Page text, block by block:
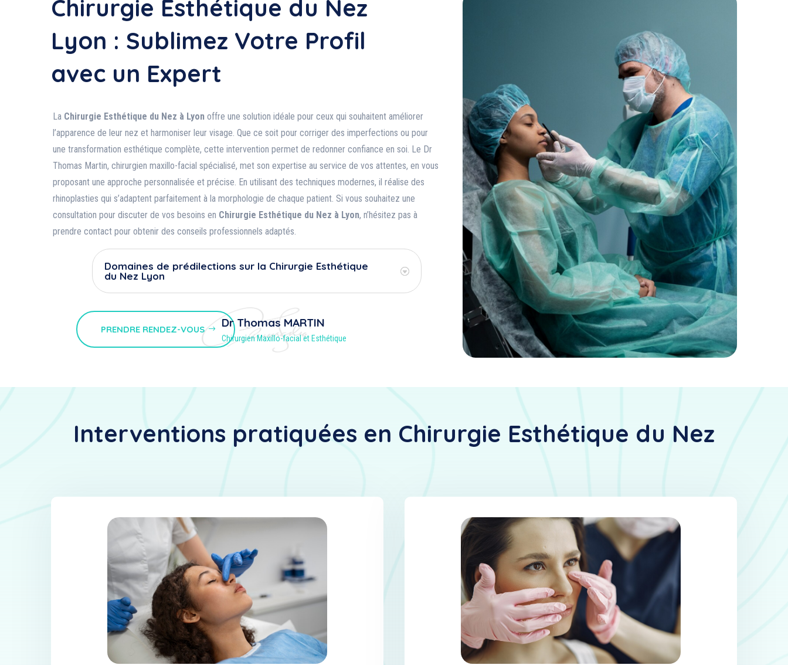
Chirurgie Esthétique du Nez
Lyon : Sublimez Votre Profil
avec un Expert
La Chirurgie Esthétique du Nez à Lyon offre une solution idéale pour ceux qui souhaitent améliorer
l’apparence de leur nez et harmoniser leur visage. Que ce soit pour corriger des imperfections ou pour
une transformation esthétique complète, cette intervention permet de redonner confiance en soi. Le Dr
Thomas Martin, chirurgien maxillo-facial spécialisé, met son expertise au service de vos attentes, en vous
proposant une approche personnalisée et précise. En utilisant des techniques modernes, il réalise des
rhinoplasties qui s’adaptent parfaitement à la morphologie de chaque patient. Si vous souhaitez une
consultation pour discuter de vos besoins en Chirurgie Esthétique du Nez à Lyon, n’hésitez pas à
prendre contact pour obtenir des conseils professionnels adaptés.
Domaines de prédilections sur la Chirurgie Esthétique
du Nez Lyon
PRENDRE RENDEZ-VOUS Dr Thomas MARTIN
Chirurgien Maxillo-facial et Esthétique
Interventions pratiquées en Chirurgie Esthétique du Nez